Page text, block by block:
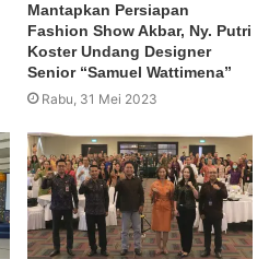
Mantapkan Persiapan
Fashion Show Akbar, Ny. Putri
Koster Undang Designer
Senior “Samuel Wattimena”
Rabu, 31 Mei 2023